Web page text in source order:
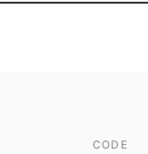
CODE